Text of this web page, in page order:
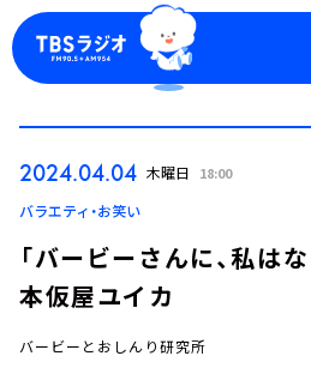
ログイン
2024.04.04 木曜日 18:00
バラエティ・お笑い
「バービーさんに、私は
本仮屋ユイカ
バービーとおしんり研究所